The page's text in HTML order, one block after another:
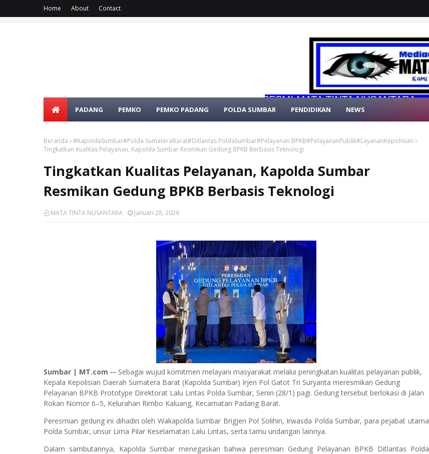
Home About Contact
SELAMAT DATANG DI WEBSITE RESMI MATA TINTA NUSANTARA
PADANG PEMKO PEMKO PADANG POLDA SUMBAR PENDIDIKAN NEWS
Beranda
#KapoldaSumbar#Polda SumateraBarat#Ditlantas PoldaSumbar#Pelayanan BPKB#PelayananPublik#LayananKepolisian
Tingkatkan Kualitas Pelayanan, Kapolda Sumbar Resmikan Gedung BPKB Berbasis Teknologi
Tingkatkan Kualitas Pelayanan, Kapolda Sumbar
Resmikan Gedung BPKB Berbasis Teknologi
MATA TINTA NUSANTARA Januari 28, 2026
Sumbar | MT.com -- Sebagai wujud komitmen melayani masyarakat melalui peningkatan kualitas pelayanan publik,
Kepala Kepolisian Daerah Sumatera Barat (Kapolda Sumbar) Irjen Pol Gatot Tri Suryanta meresmikan Gedung
Pelayanan BPKB Prototype Direktorat Lalu Lintas Polda Sumbar, Senin (28/1) pagi. Gedung tersebut berlokasi di Jalan
Rokan Nomor 6–5, Kelurahan Rimbo Kaluang, Kecamatan Padang Barat.
Peresmian gedung ini dihadiri oleh Wakapolda Sumbar Brigjen Pol Solihin, Irwasda Polda Sumbar, para pejabat utama
Polda Sumbar, unsur Lima Pilar Keselamatan Lalu Lintas, serta tamu undangan lainnya.
Dalam sambutannya, Kapolda Sumbar menegaskan bahwa peresmian Gedung Pelayanan BPKB Ditlantas Polda